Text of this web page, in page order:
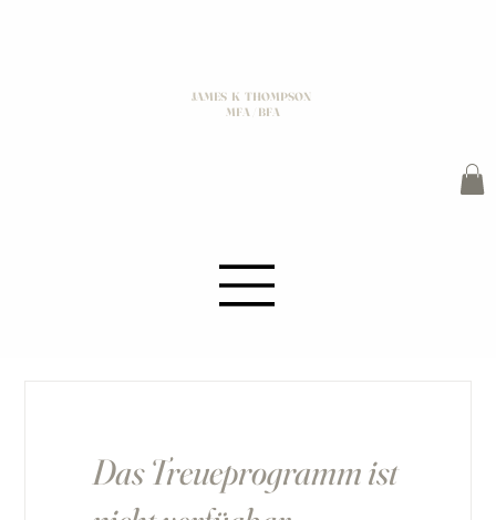
JAMES K THOMPSON
MFA / BFA
Das Treueprogramm ist